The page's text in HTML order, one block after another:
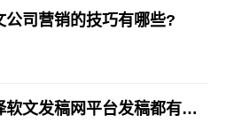
司营销的技巧有哪些?
物业服务软文宣传选择软文发稿网平台发稿都有哪些优势?